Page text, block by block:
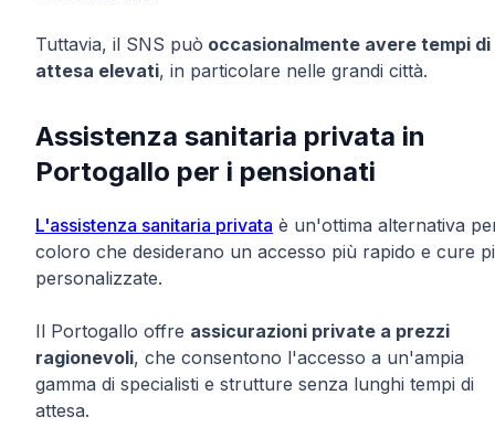
Tuttavia, il SNS può occasionalmente avere tempi di
attesa elevati, in particolare nelle grandi città.
Assistenza sanitaria privata in
Portogallo per i pensionati
L'assistenza sanitaria privata è un'ottima alternativa
coloro che desiderano un accesso più rapido e cure
personalizzate.
Il Portogallo offre assicurazioni private a prezzi
ragionevoli, che consentono l'accesso a un'ampia
gamma di specialisti e strutture senza lunghi tempi di
attesa.